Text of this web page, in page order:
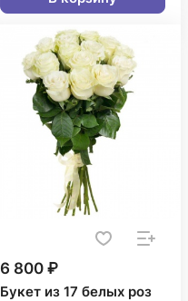
6 800 ₽
Букет из 17 белых роз